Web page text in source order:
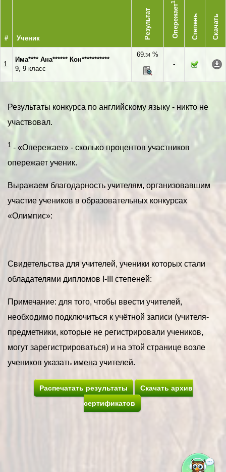
# Ученик Результат Опережает
1
Степень Скачать
1.
Има**** Ана****** Кон***********
9, 9 класс
69,34 %
-
Результаты конкурса по английскому языку - никто не
участвовал.
1 - «Опережает» - сколько процентов участников
опережает ученик.
Выражаем благодарность учителям, организовавшим
участие учеников в образовательных конкурсах
«Олимпис»:
Свидетельства для учителей, ученики которых стали
обладателями дипломов I-III степеней:
Примечание: для того, чтобы ввести учителей,
необходимо подключиться к учётной записи (учителя-
предметники, которые не регистрировали учеников,
могут зарегистрироваться) и на этой странице возле
учеников указать имена учителей.
Распечатать результаты
Скачать архив
сертификатов